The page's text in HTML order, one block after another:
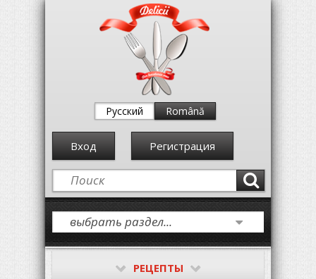
Русский Română
Вход Регистрация
РЕЦЕПТЫ